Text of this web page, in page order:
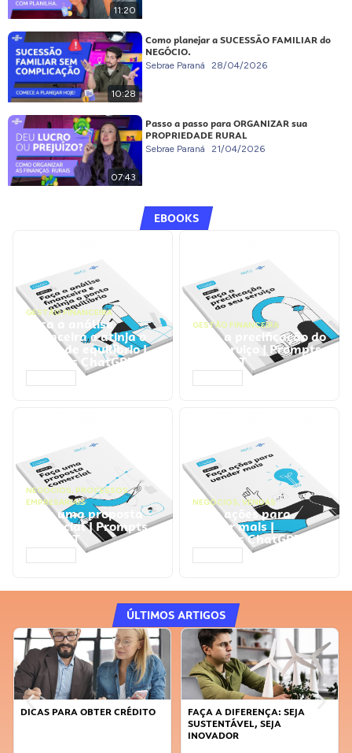
11:20
10:28
Como planejar a SUCESSÃO FAMILIAR do
NEGÓCIO.
Sebrae Paraná 28/04/2026
07:43
Passo a passo para ORGANIZAR sua
PROPRIEDADE RURAL
Sebrae Paraná 21/04/2026
EBOOKS
GESTÃO FINANCEIRA
Faça a análise
financeira e atinja o
ponto de equilíbrio |
Prompts ChatGPT
GESTÃO FINANCEIRA
Faça a precificação do
seu serviço | Prompts
ChatGPT
NEGÓCIOS, PROCESSOS
EMPRESARIAIS
Faça uma proposta
comercial | Prompts
ChatGPT
NEGÓCIOS, VENDAS
Faça ações para
vender mais |
Prompts ChatGPT
ÚLTIMOS ARTIGOS
DICAS PARA OBTER CRÉDITO
FAÇA A DIFERENÇA: SEJA
SUSTENTÁVEL, SEJA
INOVADOR